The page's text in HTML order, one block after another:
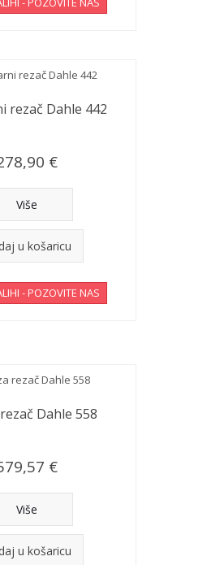
rezač Dahle 442
€
Više
u košaricu
- POZOVITE NAS
Dahle 558
€
Više
u košaricu